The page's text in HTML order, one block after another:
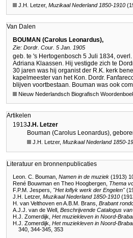
J.H. Letzer, Muzikaal Nederland 1850-1910
Van Dalen
BOUMAN (Carolus Leonardus),
Zie: Dordr. Cour. 5 Jan. 1905
geb. te 's Hertogenbosch 5 Juli 1834,
Adriana Klaassen. Hij vestigde zich te
30 jaren was hij organist der R.K. kerk
kapelmeester van het Kon. Dordr.
blijven voortbestaan. Bouman was ook
Nieuw Nederlandsch Biografisch
Artikelen
1913J.H. Letzer
Bouman (Carolus Leonardus),
J.H. Letzer, Muzikaal Nederland 1850-
Literatuur en bronnenpublicaties
Leon. C. Bouman, Namen in de muziek (1913)
René Bouwman en Theo Hoogbergen, Thema
F.P.M. Jespers, "Het loflyk werk der Engelen"
J.H. Letzer, Muzikaal Nederland 1850-1910
H. van Velthoven en A.B.M. Brans, Brabant
A.J.J. van de Well, Beschrijvende Catalogus
H.J. Zomerdijk, Het muziekleven in Noord-
H.J. Zomerdijk, Het muziekleven in Noord-
340, 344-345, 353